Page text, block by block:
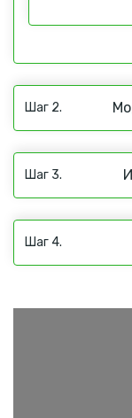
Шаг 2.
Шаг 3.
Шаг 4.